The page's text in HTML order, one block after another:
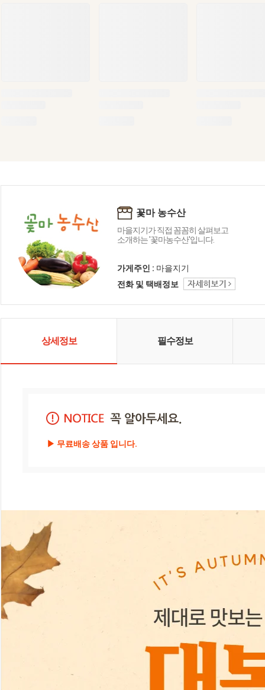
꽃마 농수산
마을지기가 직접 꼼꼼히 살펴보고
소개하는 '꽃마농수산'입니다.
가게주인 : 마을지기
전화 및 택배정보
상세정보 필수정보